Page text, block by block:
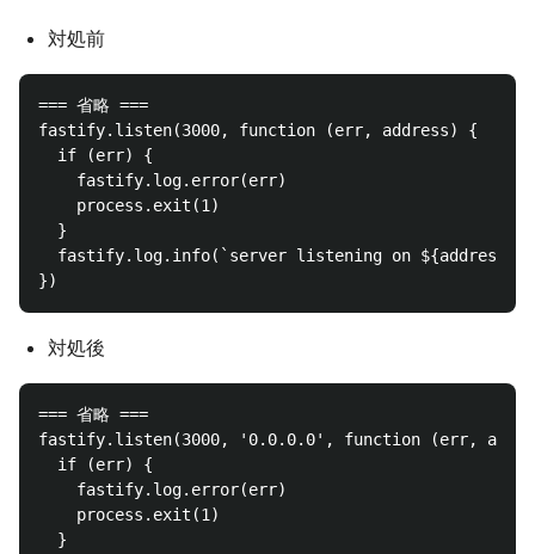
対処前
=== 省略 ===
fastify.listen(3000, function (err, address) {
  if (err) {
    fastify.log.error(err)
    process.exit(1)
  }
  fastify.log.info(`server listening on ${address}`)
対処後
=== 省略 ===
fastify.listen(3000, '0.0.0.0', function (err,
  if (err) {
    fastify.log.error(err)
    process.exit(1)
  }